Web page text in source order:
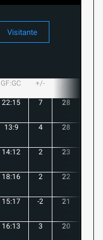
Visitante
GF:GC +/-
22:15 7 28
13:9 4 28
14:12 2 23
18:16 2 22
15:17 -2 21
16:13 3 20